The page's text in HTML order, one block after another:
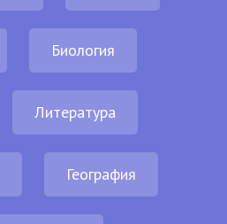
Биология
Литература
География